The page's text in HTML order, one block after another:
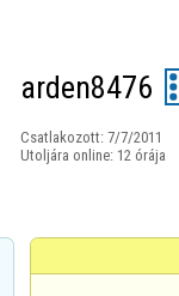
arden8476
Csatlakozott: 7/7/2011
Utoljára online: 12 órája